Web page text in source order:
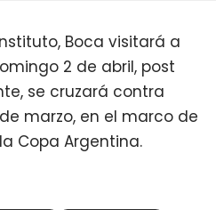
Boca visitará a
2 de abril, post
se cruzará contra
marzo, en el marco de
Copa Argentina.